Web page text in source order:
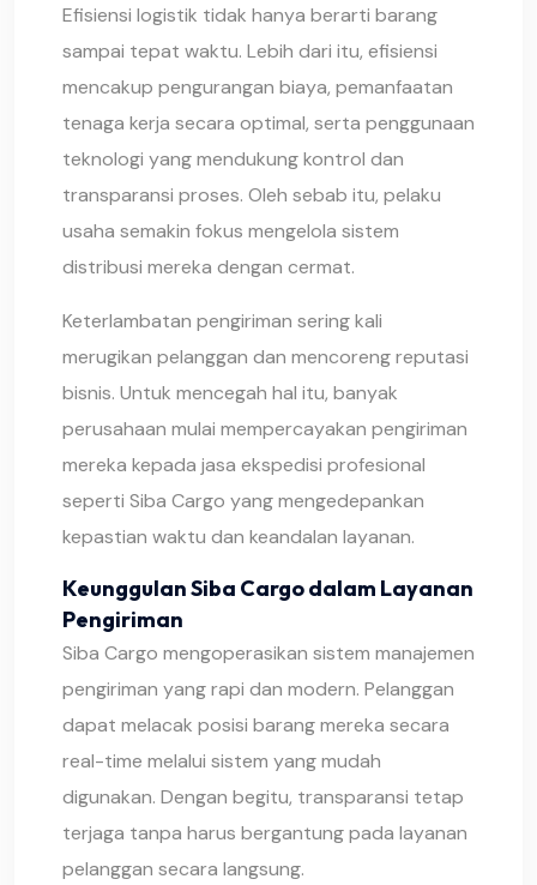
Efisiensi logistik tidak hanya berarti barang
sampai tepat waktu. Lebih dari itu, efisiensi
mencakup pengurangan biaya, pemanfaatan
tenaga kerja secara optimal, serta penggunaan
teknologi yang mendukung kontrol dan
transparansi proses. Oleh sebab itu, pelaku
usaha semakin fokus mengelola sistem
distribusi mereka dengan cermat.
Keterlambatan pengiriman sering kali
merugikan pelanggan dan mencoreng reputasi
bisnis. Untuk mencegah hal itu, banyak
perusahaan mulai mempercayakan pengiriman
mereka kepada jasa ekspedisi profesional
seperti Siba Cargo yang mengedepankan
kepastian waktu dan keandalan layanan.
Keunggulan Siba Cargo dalam Layanan
Pengiriman
Siba Cargo mengoperasikan sistem manajemen
pengiriman yang rapi dan modern. Pelanggan
dapat melacak posisi barang mereka secara
real-time melalui sistem yang mudah
digunakan. Dengan begitu, transparansi tetap
terjaga tanpa harus bergantung pada layanan
pelanggan secara langsung.